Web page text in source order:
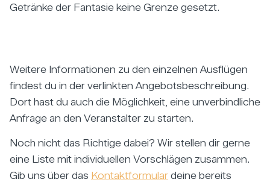
Getränke der Fantasie keine Grenze gesetzt.
Weitere Informationen zu den einzelnen Ausflügen
findest du in der verlinkten Angebotsbeschreibung.
Dort hast du auch die Möglichkeit, eine unverbindliche
Anfrage an den Veranstalter zu starten.
Noch nicht das Richtige dabei? Wir stellen dir gerne
eine Liste mit individuellen Vorschlägen zusammen.
Gib uns über das Kontaktformular deine bereits